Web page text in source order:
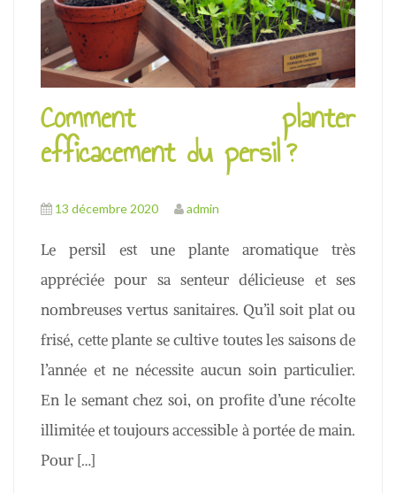
Comment planter
efficacement du persil ?
13 décembre 2020 admin
Le persil est une plante aromatique très
appréciée pour sa senteur délicieuse et ses
nombreuses vertus sanitaires. Qu’il soit plat ou
frisé, cette plante se cultive toutes les saisons de
l’année et ne nécessite aucun soin particulier.
En le semant chez soi, on profite d’une récolte
illimitée et toujours accessible à portée de main.
Pour […]